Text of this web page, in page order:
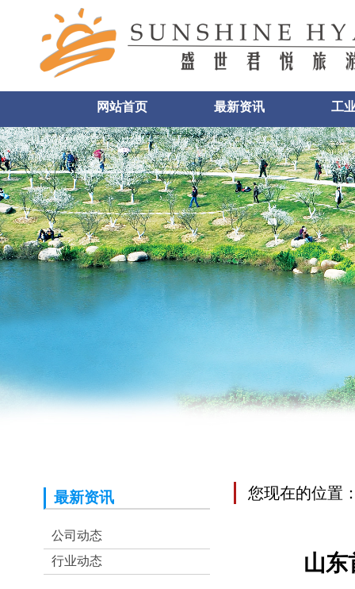
网站首页 最新资讯 工
最新资讯
公司动态
行业动态
您现在的位置
山东